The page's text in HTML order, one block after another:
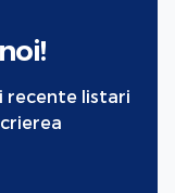
recente listari